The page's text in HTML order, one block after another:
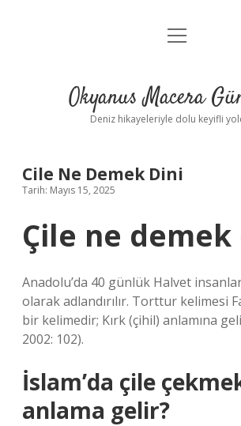
Anasayfa
Yasal Uyarı
menüyü
Okyanus Macera
Deniz hikayeleriyle dolu keyifli
Cile Ne Demek Dini
Tarih: Mayıs 15, 2025
Çile ne demek
Anadolu’da 40 günlük Halvet insanlar
olarak adlandırılır. Torttur kelimesi
bir kelimedir; Kırk (çihil) anlamına
2002: 102).
İslam’da çile
anlama gelir?